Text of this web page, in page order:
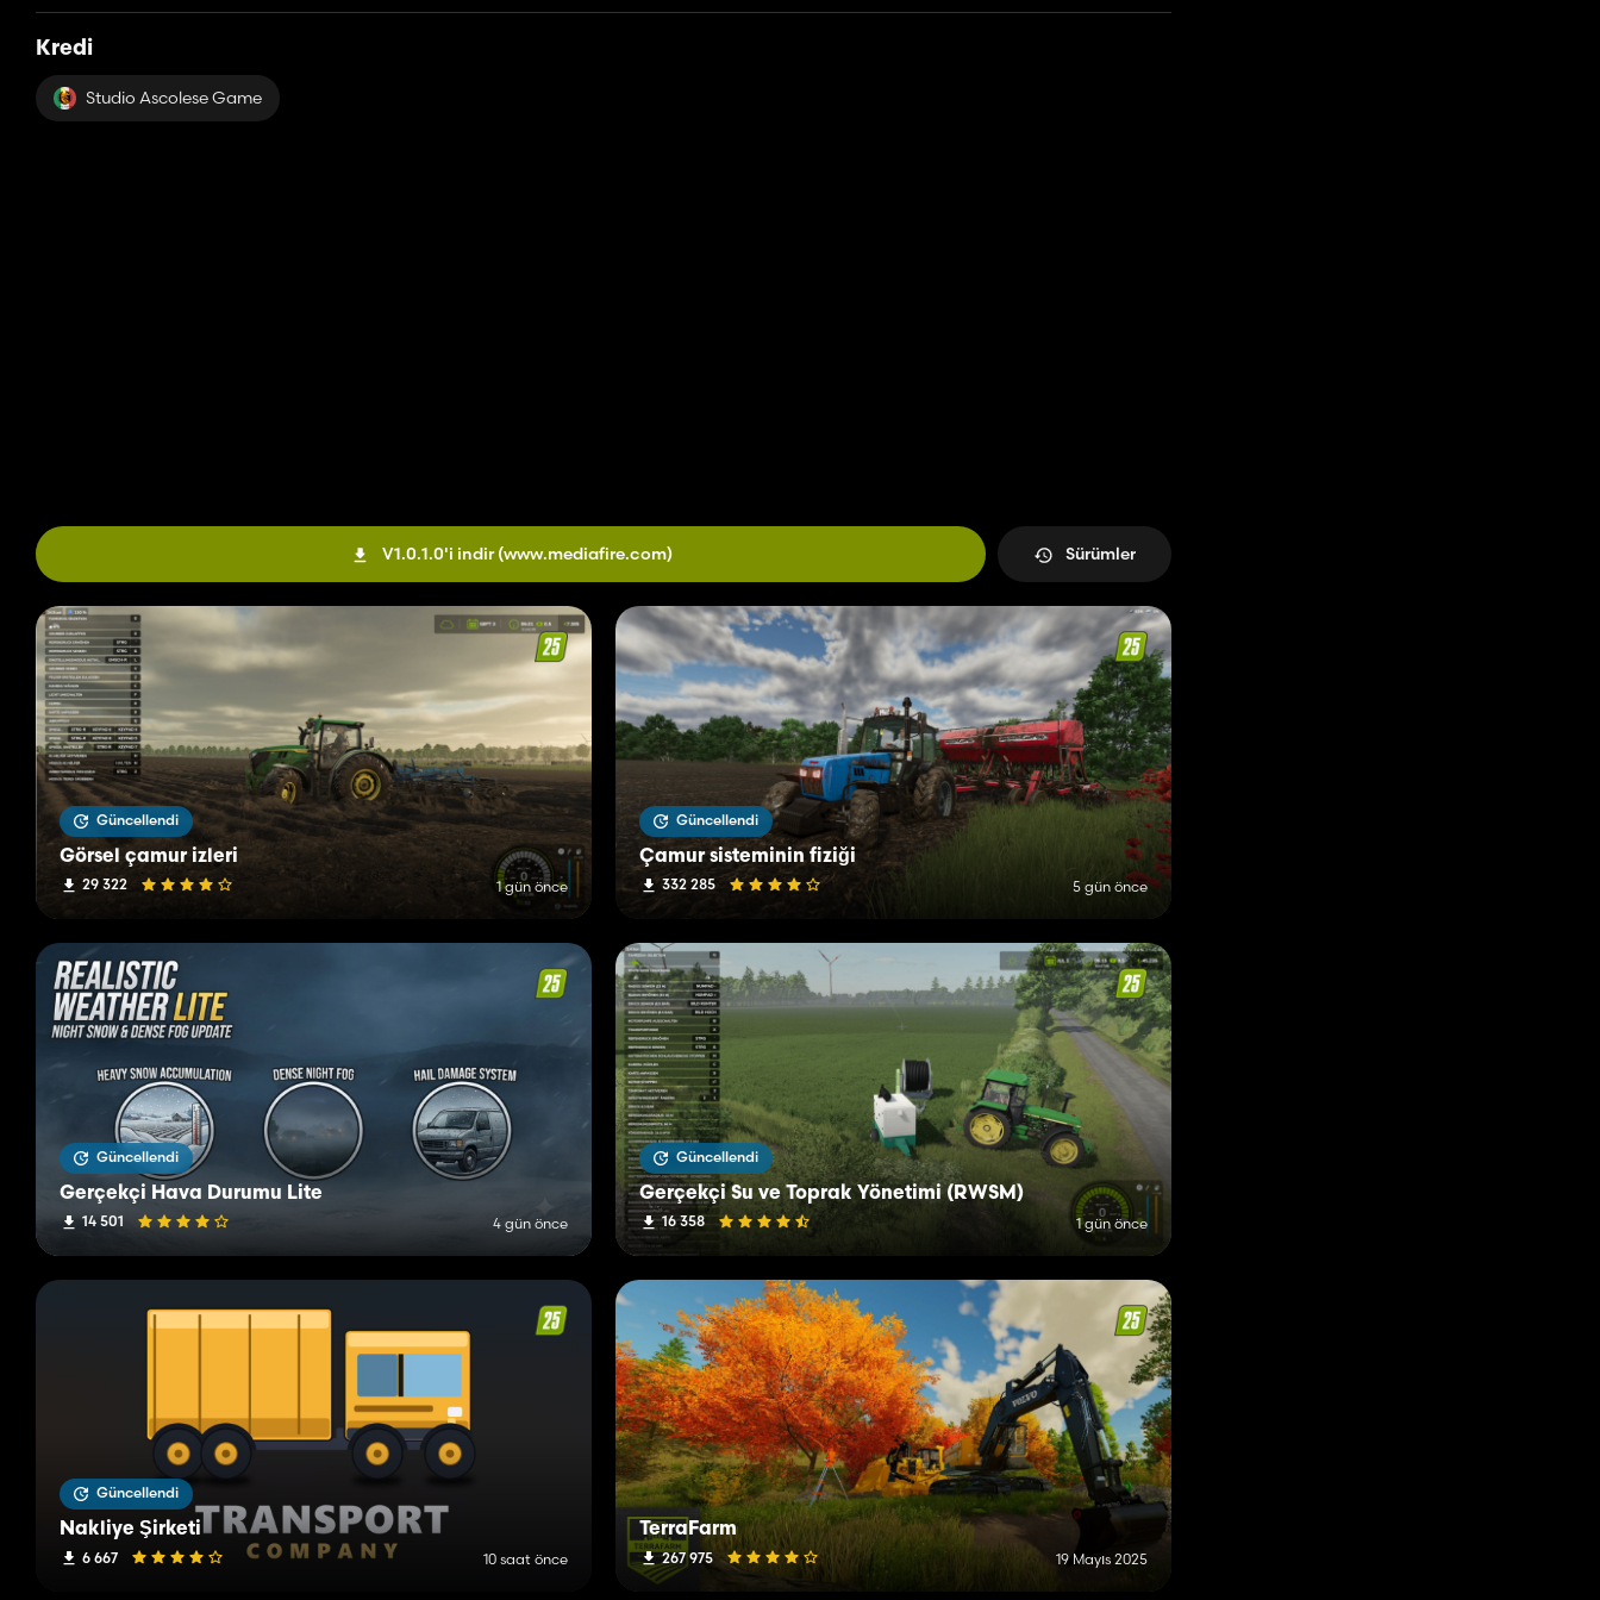
Kredi
Studio Ascolese Game
V1.0.1.0'i indir (www.mediafire.com) Sürümler
Güncellendi
Görsel çamur izleri
29 322 1 gün önce
Güncellendi
Çamur sisteminin fiziği
332 285 5 gün önce
Güncellendi
Gerçekçi Hava Durumu Lite
14 501 4 gün önce
Güncellendi
Gerçekçi Su ve Toprak Yönetimi (RWSM)
16 358 1 gün önce
Güncellendi
Nakliye Şirketi
6 667 10 saat önce
TerraFarm
267 975 19 Mayıs 2025